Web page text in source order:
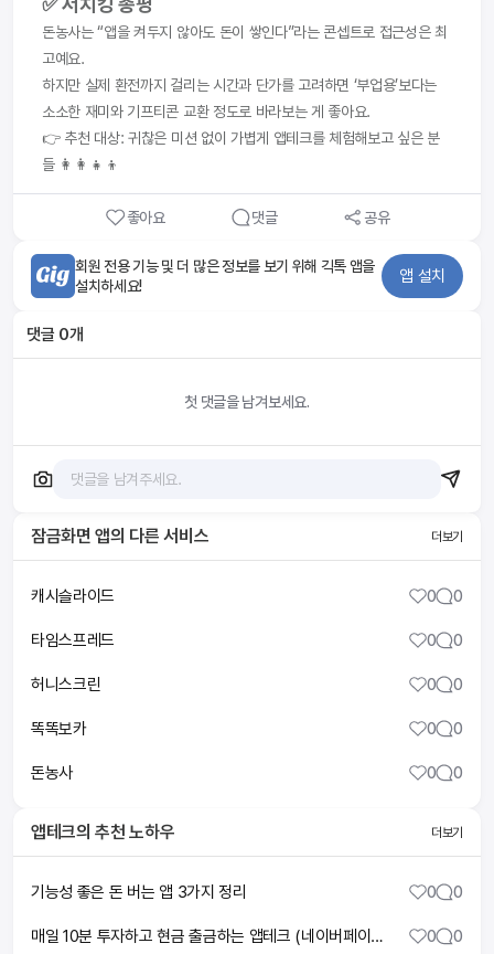
돈농사는 “앱을 켜두지 않아도 돈이 쌓인다”라는 콘셉트로 접근성은 최
고예요.
하지만 실제 환전까지 걸리는 시간과 단가를 고려하면 ‘부업용’보다는
소소한 재미와 기프티콘 교환 정도로 바라보는 게 좋아요.
👉 추천 대상: 귀찮은 미션 없이 가볍게 앱테크를 체험해보고 싶은 분
들 👩‍👩‍👧‍👦
좋아요 댓글 공유
회원 전용 기능 및 더 많은 정보를 보기 위해 긱톡 앱을
설치하세요!
앱 설치
댓글 0개
첫 댓글을 남겨보세요.
잠금화면 앱의 다른 서비스 더보기
캐시슬라이드 0 0
타임스프레드 0 0
허니스크린 0 0
똑똑보카 0 0
돈농사 0 0
앱테크의 추천 노하우 더보기
기능성 좋은 돈 버는 앱 3가지 정리 0 0
매일 10분 투자하고 현금 출금하는 앱테크 (네이버페이도 가능) 0 0